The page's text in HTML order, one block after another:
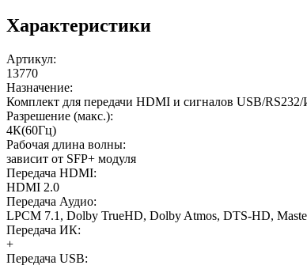
Характеристики
Артикул:
13770
Назначение:
Комплект для передачи HDMI и сигналов USB/
Разрешение (макс.):
4К(60Гц)
Рабочая длина волны:
зависит от SFP+ модуля
Передача HDMI:
HDMI 2.0
Передача Аудио:
LPCM 7.1, Dolby TrueHD, Dolby Atmos, DTS-HD,
Передача ИК:
+
Передача USB: